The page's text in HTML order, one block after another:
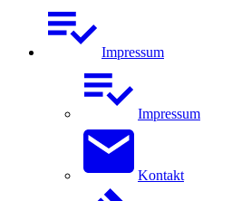
Impressum
Impressum
Kontakt